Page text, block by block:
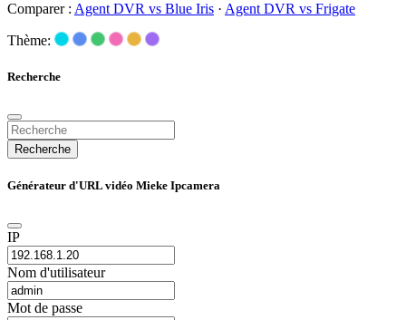
Comparer : Agent DVR vs Blue Iris · Agent DVR vs Frigate
Thème:
Recherche
Recherche
Générateur d'URL vidéo Mieke Ipcamera
IP
Nom d'utilisateur
Mot de passe